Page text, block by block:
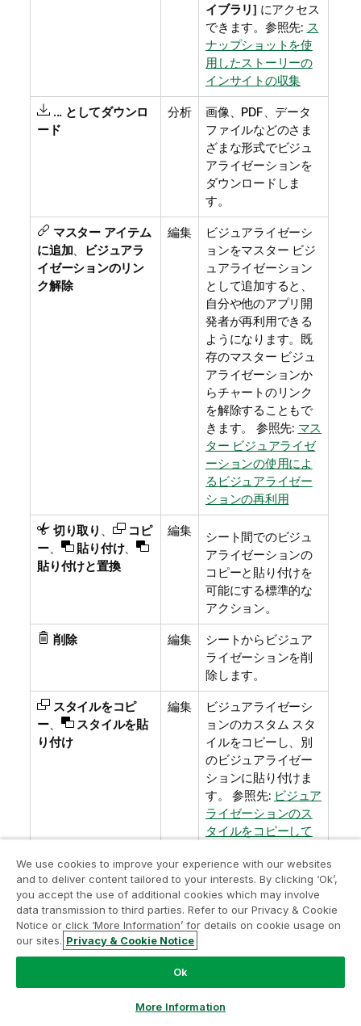
イブラリ] にアクセス
できます。 参照先: ス
ナップショットを使
用したストーリーの
インサイトの収集
... としてダウンロ
ード
分析
画像、PDF、データ
ファイルなどのさま
ざまな形式でビジュ
アライゼーションを
ダウンロードしま
す。
マスター アイテム
に追加、
ビジュアラ
イゼーションのリン
ク解除
編集
ビジュアライゼーシ
ョンをマスター ビジ
ュアライゼーション
として追加すると、
自分や他のアプリ開
発者が再利用できる
ようになります。既
存のマスター ビジュ
アライゼーションか
らチャートのリンク
を解除することもで
きます。
参照先: マス
ター ビジュアライゼ
ーションの使用によ
るビジュアライゼー
ションの再利用
切り取り 、
コピ
ー、 貼り付け、
貼り付けと置換
編集
シート間でのビジュ
アライゼーションの
コピーと貼り付けを
可能にする標準的な
アクション。
削除 編集
シートからビジュア
ライゼーションを削
除します。
スタイルをコピ
ー、
スタイルを貼
り付け
編集
ビジュアライゼーシ
ョンのカスタム スタ
イルをコピーし、別
のビジュアライゼー
ションに貼り付けま
す。
参照先: ビジュア
ライゼーションのス
タイルをコピーして
インサイト アドバイザー
インサイト アドバイザーをクリックしてインサイト ア
Insight Advisor 分析タイプ
検索を使用してビジュアライゼーション
We use cookies to improve your experience with our websites
and to deliver content tailored to your interests. By clicking ‘Ok’,
you accept the use of additional cookies which may involve
data transmission to third parties. Refer to our Privacy & Cookie
Notice or click ‘More Information’ for details on cookie usage on
our sites. Privacy & Cookie Notice
Ok
More Information